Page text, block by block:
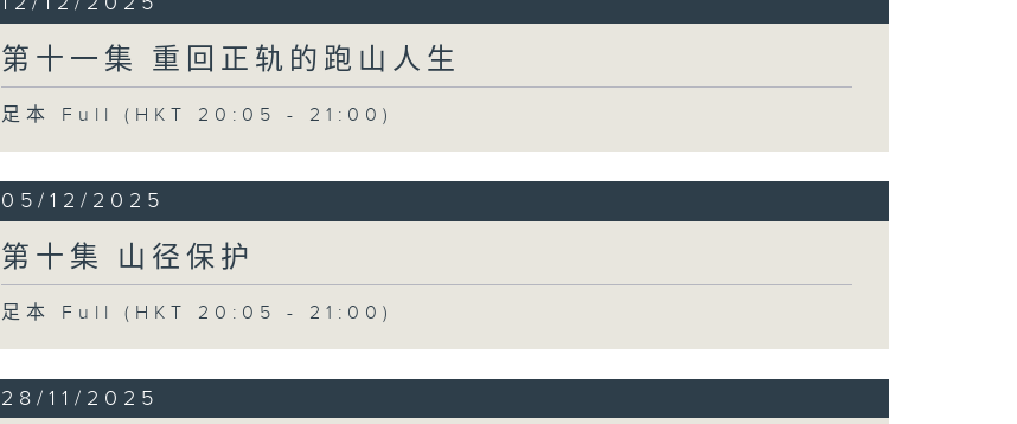
第十一集 重回正轨的跑山人生
足本 Full (HKT 20:05 - 21:00)
05/12/2025
第十集 山径保护
足本 Full (HKT 20:05 - 21:00)
28/11/2025